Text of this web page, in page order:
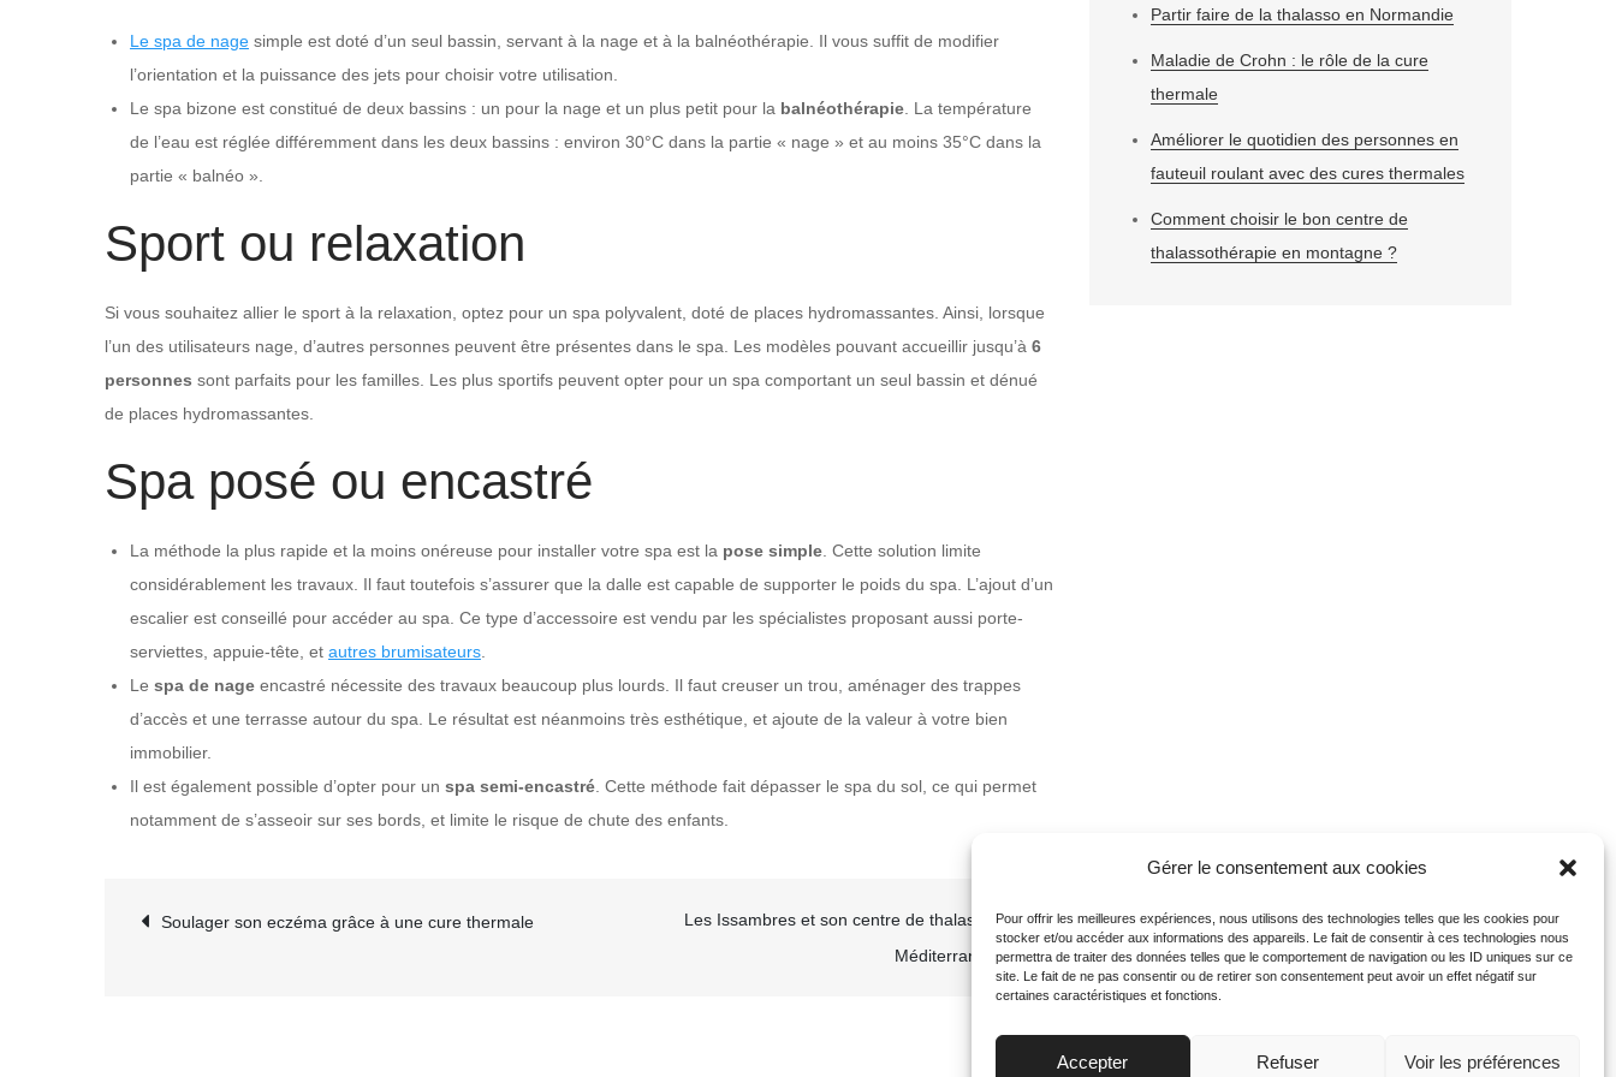
Gérer le consentement aux cookies
Pour offrir les meilleures expériences, nous utilisons des technologies telles que les cookies pour
stocker et/ou accéder aux informations des appareils. Le fait de consentir à ces technologies nous
permettra de traiter des données telles que le comportement de navigation ou les ID uniques sur ce
site. Le fait de ne pas consentir ou de retirer son consentement peut avoir un effet négatif sur
certaines caractéristiques et fonctions.
Accepter Refuser Voir les préférences
Le spa de nage simple est doté d’un seul bassin, servant à la nage et à la balnéothérapie. Il vous suffit de modifier
l’orientation et la puissance des jets pour choisir votre utilisation.
Le spa bizone est constitué de deux bassins : un pour la nage et un plus petit pour la balnéothérapie . La température
de l’eau est réglée différemment dans les deux bassins : environ 30°C dans la partie « nage » et au moins 35°C dans la
partie « balnéo ».
Sport ou relaxation
Si vous souhaitez allier le sport à la relaxation, optez pour un spa polyvalent, doté de places hydromassantes. Ainsi, lorsque
l’un des utilisateurs nage, d’autres personnes peuvent être présentes dans le spa. Les modèles pouvant accueillir jusqu’à 6
personnes sont parfaits pour les familles. Les plus sportifs peuvent opter pour un spa comportant un seul bassin et dénué
de places hydromassantes.
Spa posé ou encastré
La méthode la plus rapide et la moins onéreuse pour installer votre spa est la pose simple . Cette solution limite
considérablement les travaux. Il faut toutefois s’assurer que la dalle est capable de supporter le poids du spa. L’ajout d’un
escalier est conseillé pour accéder au spa. Ce type d’accessoire est vendu par les spécialistes proposant aussi porte-
serviettes, appuie-tête, et autres brumisateurs
Le spa de nage encastré nécessite des travaux beaucoup plus lourds. Il faut creuser un trou, aménager des trappes
d’accès et une terrasse autour du spa. Le résultat est néanmoins très esthétique, et ajoute de la valeur à votre bien
immobilier.
Il est également possible d’opter pour un spa semi-encastré . Cette méthode fait dépasser le spa du sol, ce qui permet
notamment de s’asseoir sur ses bords, et limite le risque de chute des enfants.
Navigation
Soulager son eczéma grâce à une cure thermale
Les Issambres et son centre de thalasso en
Méditerranée
Partir faire de la thalasso en Normandie
Maladie de Crohn : le rôle de la cure
thermale
Améliorer le quotidien des personnes en
fauteuil roulant avec des cures thermales
Comment choisir le bon centre de
thalassothérapie en montagne ?